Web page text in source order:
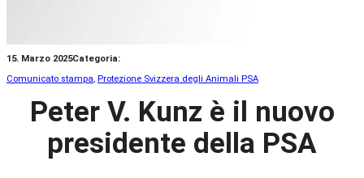
15. Marzo 2025Categoria:
Comunicato stampa, Protezione Svizzera degli Animali PSA
Peter V. Kunz è il nuovo
presidente della PSA